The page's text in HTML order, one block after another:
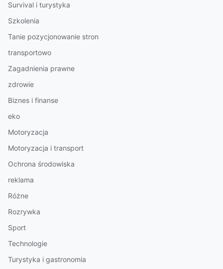
Survival i turystyka
Szkolenia
Tanie pozycjonowanie stron
transportowo
Zagadnienia prawne
zdrowie
Biznes i finanse
eko
Motoryzacja
Motoryzacja i transport
Ochrona środowiska
reklama
Różne
Rozrywka
Sport
Technologie
Turystyka i gastronomia